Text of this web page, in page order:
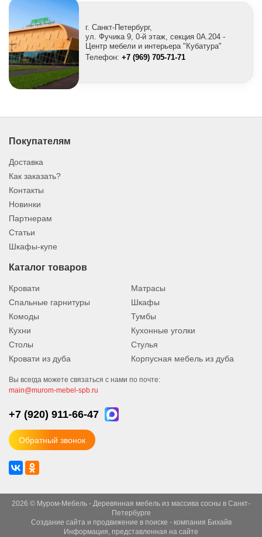
г. Санкт-Петербург,
ул. Фучика 9, 0-й этаж, секция 0A.204 -
Центр мебели и интерьера "Кубатура"
Телефон: +7 (969) 705-71-71
Покупателям
Доставка
Как заказать?
Контакты
Новинки
Партнерам
Статьи
Шкафы-купе
Каталог товаров
Кровати
Матрасы
Спальные гарнитуры
Шкафы
Комоды
Тумбы
Кухни
Кухонные уголки
Столы
Стулья
Кровати из дуба
Корпусная мебель из дуба
Вы всегда можете связаться с нами по почте:
main@murom-mebel-spb.ru
+7 (920) 911-66-47
Обратный звонок
2026 © Муром-Мебель - Деревянная мебель из массива сосны в Санкт-
Петербурге
Создание сайтаи продвижение в поиске - компания Бихайв
Информация, представленная на сайте